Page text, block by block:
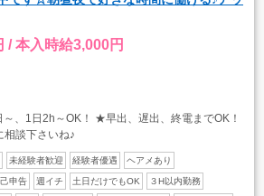
/ 本入時給3,000円
、1日2h～OK！ ★早出、遅出、終電までOK！
談下さいね♪
未経験者歓迎 経験者優遇 ヘアメあり
申告 週イチ 土日だけでもOK ３H以内勤務